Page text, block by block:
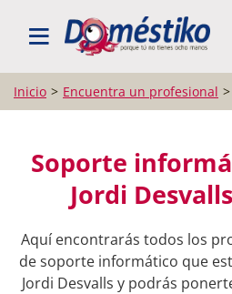
BUSCAR PROFESIONALES
Inicio Encuentra un profesional
Soporte
Jordi
Aquí encontrarás todos los
de soporte informático que
Jordi Desvalls y podrás